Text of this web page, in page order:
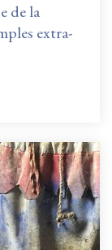
de la
extra-